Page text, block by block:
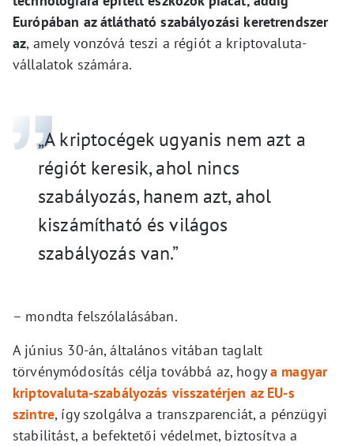
Európában az átlátható szabályozási keretrendszer
az, amely vonzóvá teszi a régiót a kriptovaluta-
vállalatok számára.
„A kriptocégek ugyanis nem azt a
régiót keresik, ahol nincs
szabályozás, hanem azt, ahol
kiszámítható és világos
szabályozás van.”
– mondta felszólalásában.
A június 30-án, általános vitában taglalt
törvénymódosítás célja továbbá az, hogya magyar
kriptovaluta-szabályozás visszatérjen az EU-s
szintre, így szolgálva a transzparenciát, a pénzügyi
stabilitást, a befektetői védelmet, biztosítva a